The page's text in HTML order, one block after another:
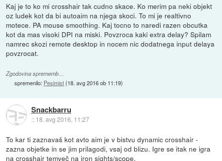
Kaj je to ko mi crosshair tak cudno skace. Ko merim pa neki objekt
oz ludek kot da bi autoaim na njega skoci. To mi je realtivno
motece. PA mouse smoothing. Kaj tocno to naredi razen obcutka
kot da mas visoki DPI na miski. Povzroca kaki extra delay? Spilam
namrec skozi remote desktop in nocem nic dodatnega input delaya
povzrocat.
Zgodovina sprememb…
spremenilo: Pesimist(18. avg 2016 ob 11:19)
Snackbarru
:: 18. avg 2016, 11:27
To kar ti zaznavaš kot avto aim je v bistvu dynamic crosshair -
zazna objetke in se jim prilagodi, vsaj od blizu. Igre se itak ne igra
na crosshair temveč na iron sights/scope.